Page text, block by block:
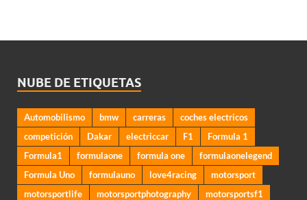
NUBE DE ETIQUETAS
Automobilismo bmw carreras
coches electricos
competición
Dakar electriccar F1
Formula 1
Formula1
formulaone formula one
formulaonelegend
Formula Uno
formulauno love4racing
motorsport
motorsportlife
motorsportphotography
motorsportsf1